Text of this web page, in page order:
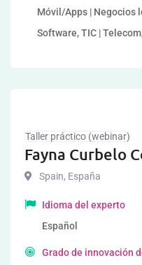
Móvil/Apps | Negocios
Software, TIC |
Taller práctico (webinar)
Fayna Curbelo
Spain, España
Idioma del experto
Español
Grado de innovación